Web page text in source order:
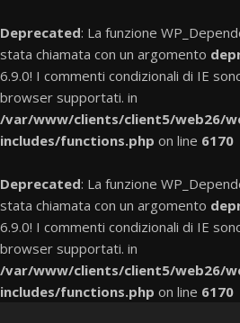
Deprecated: La funzione
stata chiamata con un argomento
6.9.0! I commenti condizionali di IE
browser supportati. in
/var/www/clients/client5/web26/
includes/functions.php on line 6170
Deprecated: La funzione
stata chiamata con un argomento
6.9.0! I commenti condizionali di IE
browser supportati. in
/var/www/clients/client5/web26/
includes/functions.php on line 6170